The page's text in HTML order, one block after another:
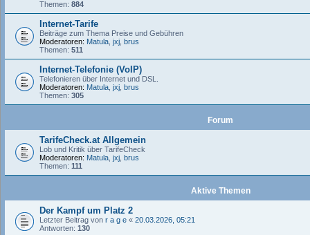
Themen: 884
Internet-Tarife
Beiträge zum Thema Preise und Gebühren
Moderatoren: Matula jxj brus
Themen: 511
Internet-Telefonie (VoIP)
Telefonieren über Internet und DSL.
Moderatoren: Matula jxj brus
Themen: 305
Forum
TarifeCheck.at Allgemein
Lob und Kritik über TarifeCheck
Moderatoren: Matula jxj brus
Themen: 111
Aktive Themen
Der Kampf um Platz 2
Letzter Beitrag von r a g e « 20.03.2026, 05:21
Antworten: 130